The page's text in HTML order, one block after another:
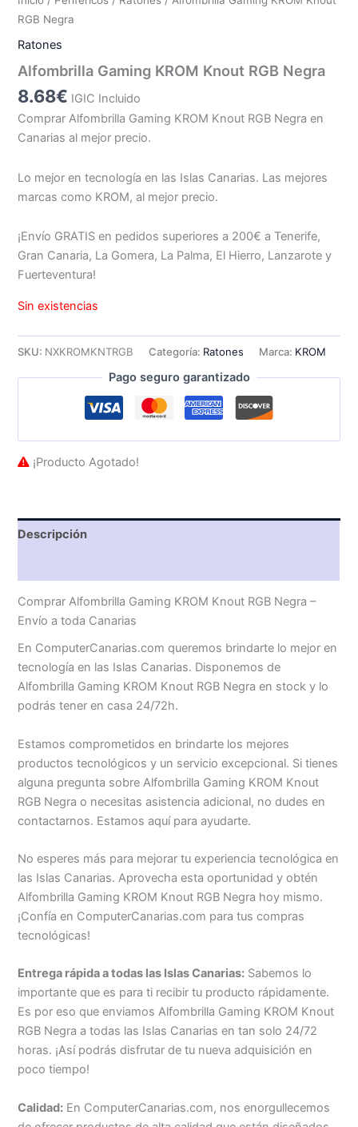
RGB Negra
Ratones
Alfombrilla Gaming KROM Knout RGB Negra
8.68€ IGIC Incluido
Comprar Alfombrilla Gaming KROM Knout RGB Negra en
Canarias al mejor precio.
Lo mejor en tecnología en las Islas Canarias. Las mejores
marcas como KROM, al mejor precio.
¡Envío GRATIS en pedidos superiores a 200€ a Tenerife,
Gran Canaria, La Gomera, La Palma, El Hierro, Lanzarote y
Fuerteventura!
Sin existencias
SKU: NXKROMKNTRGB Categoría: Ratones Marca: KROM
Pago seguro garantizado
¡Producto Agotado!
Descripción
Comprar Alfombrilla Gaming KROM Knout RGB Negra –
Envío a toda Canarias
En ComputerCanarias.com queremos brindarte lo mejor en
tecnología en las Islas Canarias. Disponemos de
Alfombrilla Gaming KROM Knout RGB Negra en stock y lo
podrás tener en casa 24/72h.
Estamos comprometidos en brindarte los mejores
productos tecnológicos y un servicio excepcional. Si tienes
alguna pregunta sobre Alfombrilla Gaming KROM Knout
RGB Negra o necesitas asistencia adicional, no dudes en
contactarnos. Estamos aquí para ayudarte.
No esperes más para mejorar tu experiencia tecnológica en
las Islas Canarias. Aprovecha esta oportunidad y obtén
Alfombrilla Gaming KROM Knout RGB Negra hoy mismo.
¡Confía en ComputerCanarias.com para tus compras
tecnológicas!
Entrega rápida a todas las Islas Canarias: Sabemos lo
importante que es para ti recibir tu producto rápidamente.
Es por eso que enviamos Alfombrilla Gaming KROM Knout
RGB Negra a todas las Islas Canarias en tan solo 24/72
horas. ¡Así podrás disfrutar de tu nueva adquisición en
poco tiempo!
Calidad: En ComputerCanarias.com, nos enorgullecemos